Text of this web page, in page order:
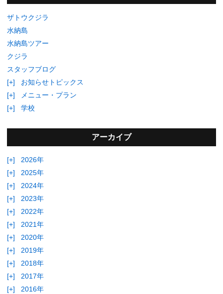
ザトウクジラ
水納島
水納島ツアー
クジラ
スタッフブログ
[+]
お知らせトピックス
[+]
メニュー・プラン
[+]
学校
アーカイブ
[+]
2026年
[+]
2025年
[+]
2024年
[+]
2023年
[+]
2022年
[+]
2021年
[+]
2020年
[+]
2019年
[+]
2018年
[+]
2017年
[+]
2016年